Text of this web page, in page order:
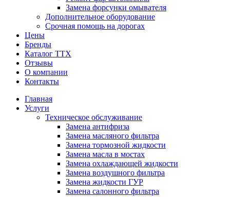
Замена форсунки омывателя
Дополнительное оборудование
Срочная помощь на дорогах
Цены
Бренды
Каталог ТТХ
Отзывы
О компании
Контакты
Главная
Услуги
Техническое обслуживание
Замена антифриза
Замена масляного фильтра
Замена тормозной жидкости
Замена масла в мостах
Замена охлаждающей жидкости
Замена воздушного фильтра
Замена жидкости ГУР
Замена салонного фильтра